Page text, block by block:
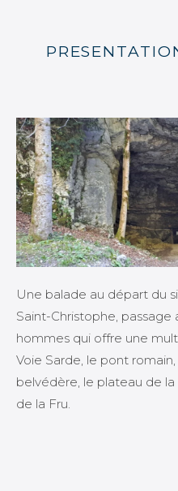
Une balade au départ du
Saint-Christophe, passage
hommes qui offre une
Voie Sarde, le pont
belvédère, le plateau de
de la Fru.